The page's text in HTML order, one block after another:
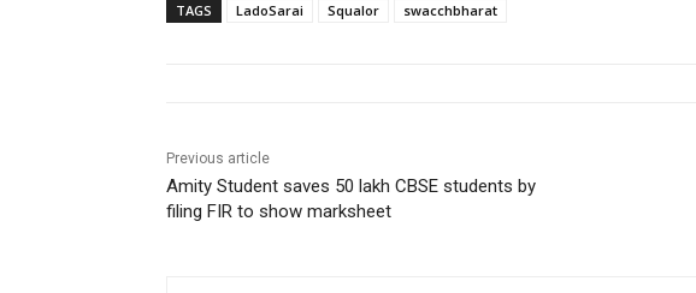
TAGS LadoSarai Squalor swacchbharat
Previous article
Amity Student saves 50 lakh CBSE students by
filing FIR to show marksheet